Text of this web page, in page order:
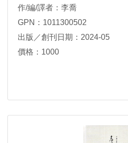
作/編/譯者：李喬
GPN：1011300502
出版／創刊日期：2024-05
價格：1000